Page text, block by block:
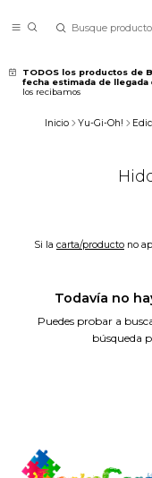
TODOS los productos de
fecha estimada de llegada
los recibamos
Inicio Yu-Gi-Oh!
Si la carta/productono
Todavía no
Puedes probar a
búsqueda